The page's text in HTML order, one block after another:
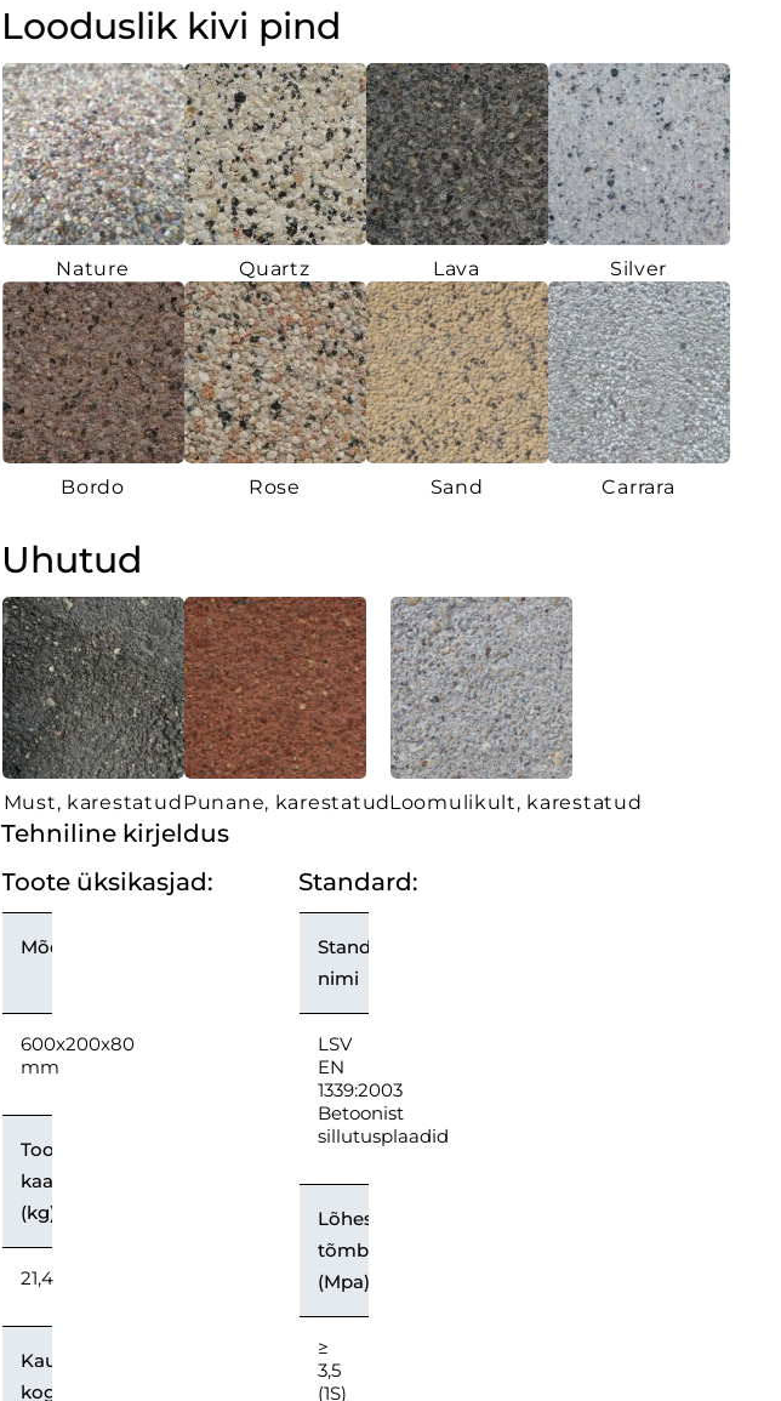
Looduslik kivi pind
Nature Quartz Lava Silver
Bordo Rose Sand Carrara
Uhutud
Must, karestatudPunane, karestatudLoomulikult, karestatud
Tehniline kirjeldus
Toote üksikasjad:
Mõõtmed
600x200x80
mm
Toote
kaal
(kg)
21,4
Kaupade
kogus
Standard:
Standardne
nimi
LSV
EN
1339:2003
Betoonist
sillutusplaadid
Lõhestatud
tõmbetugevus
(Mpa)
≥
3,5
(1S)